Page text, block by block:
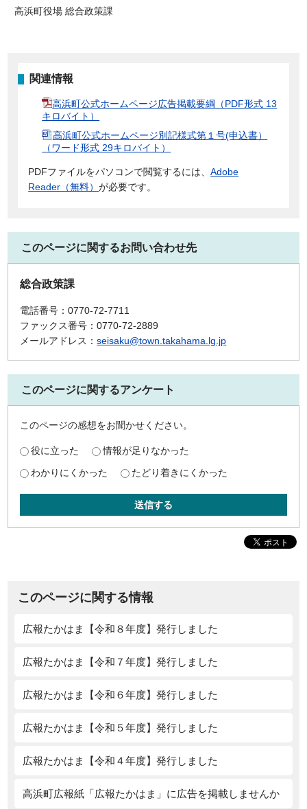
高浜町役場 総合政策課
関連情報
高浜町公式ホームページ広告掲載要綱（PDF形式 13
キロバイト）
高浜町公式ホームページ別記様式第１号(申込書）
（ワード形式 29キロバイト）
PDFファイルをパソコンで閲覧するには、Adobe
Reader（無料）が必要です。
このページに関するお問い合わせ先
総合政策課
電話番号：0770-72-7711
ファックス番号：0770-72-2889
メールアドレス：seisaku@town.takahama.lg.jp
このページに関するアンケート
このページの感想をお聞かせください。
役に立った
情報が足りなかった
わかりにくかった
たどり着きにくかった
送信する
このページに関する情報
広報たかはま【令和８年度】発行しました
広報たかはま【令和７年度】発行しました
広報たかはま【令和６年度】発行しました
広報たかはま【令和５年度】発行しました
広報たかはま【令和４年度】発行しました
高浜町広報紙「広報たかはま」に広告を掲載しませんか